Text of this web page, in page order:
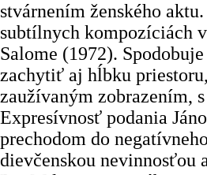
stvárnením ženského
subtílnych kompozíciách
Salome (1972).
zachytiť aj hĺbku
zaužívaným zobrazením,
Expresívnosť podania
prechodom do
dievčenskou nevinnosťou